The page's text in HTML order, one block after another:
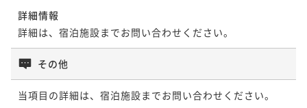
詳細情報
詳細は、宿泊施設までお問い合わせください。
その他
当項目の詳細は、宿泊施設までお問い合わせください。